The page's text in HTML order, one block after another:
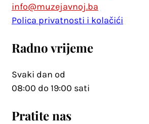
info@muzejavnoj.ba
Polica privatnosti i kolačići
Radno vrijeme
Svaki dan od
08:00 do 19:00 sati
Pratite nas